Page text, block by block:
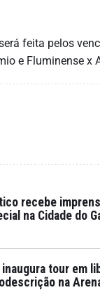
feita pelos
e Fluminense x
recebe
na Cidade do
inaugura tour em
na